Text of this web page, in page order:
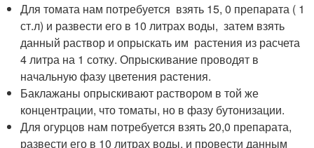
Для томата нам потребуется взять 15, 0 препарата ( 1
ст.л) и развести его в 10 литрах воды, затем взять
данный раствор и опрыскать им растения из расчета
4 литра на 1 сотку. Опрыскивание проводят в
начальную фазу цветения растения.
Баклажаны опрыскивают раствором в той же
концентрации, что томаты, но в фазу бутонизации.
Для огурцов нам потребуется взять 20,0 препарата,
развести его в 10 литрах воды, и провести данным